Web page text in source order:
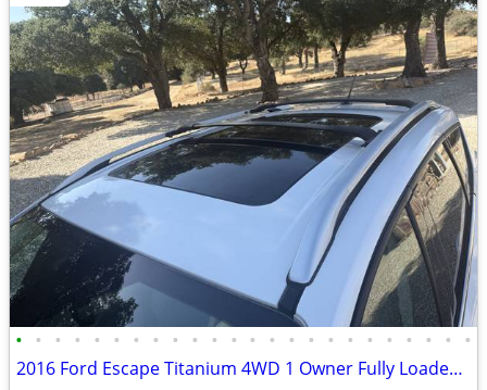
• • • • • • • • • • • • • • • • • • • • • • • •
2016 Ford Escape Titanium 4WD 1 Owner Fully Loaded 35MPG Pearl White!!